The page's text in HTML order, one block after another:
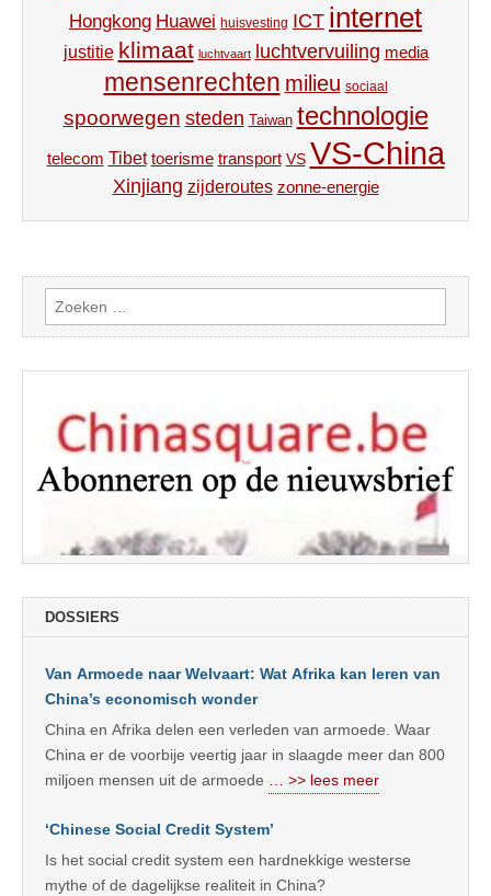
Hongkong Huawei huisvesting ICT internet
justitie klimaat luchtvaart luchtvervuiling media
mensenrechten milieu sociaal
spoorwegen steden Taiwan technologie
telecom Tibet toerisme transport VS VS-China
Xinjiang zijderoutes zonne-energie
Zoeken
naar:
DOSSIERS
Van Armoede naar Welvaart: Wat Afrika kan leren van
China’s economisch wonder
China en Afrika delen een verleden van armoede. Waar
China er de voorbije veertig jaar in slaagde meer dan 800
miljoen mensen uit de armoede
… >> lees meer
‘Chinese Social Credit System’
Is het social credit system een hardnekkige westerse
mythe of de dagelijkse realiteit in China?